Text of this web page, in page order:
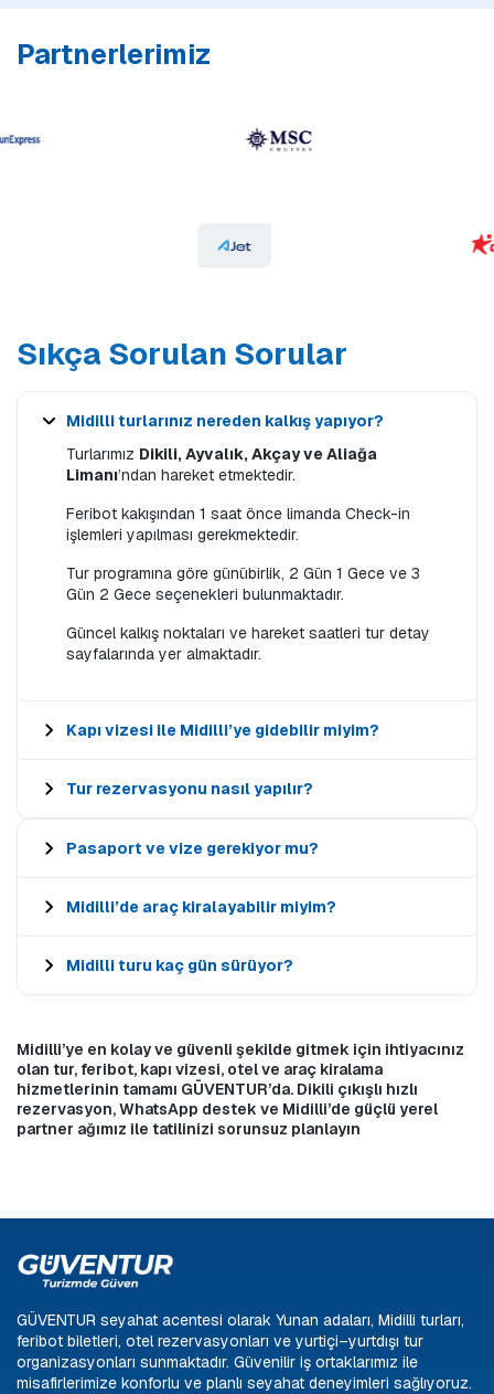
Partnerlerimiz
Sıkça Sorulan Sorular
Midilli turlarınız nereden kalkış yapıyor?
Turlarımız Dikili, Ayvalık, Akçay ve Aliağa
Limanı’ndan hareket etmektedir.
Feribot kakışından 1 saat önce limanda Check-in
işlemleri yapılması gerekmektedir.
Tur programına göre günübirlik, 2 Gün 1 Gece ve 3
Gün 2 Gece seçenekleri bulunmaktadır.
Güncel kalkış noktaları ve hareket saatleri tur detay
sayfalarında yer almaktadır.
Kapı vizesi ile Midilli’ye gidebilir miyim?
Tur rezervasyonu nasıl yapılır?
Pasaport ve vize gerekiyor mu?
Midilli’de araç kiralayabilir miyim?
Midilli turu kaç gün sürüyor?
Midilli’ye en kolay ve güvenli şekilde gitmek için ihtiyacınız
olan tur, feribot, kapı vizesi, otel ve araç kiralama
hizmetlerinin tamamı GÜVENTUR’da. Dikili çıkışlı hızlı
rezervasyon, WhatsApp destek ve Midilli’de güçlü yerel
partner ağımız ile tatilinizi sorunsuz planlayın
GÜVENTUR seyahat acentesi olarak Yunan adaları, Midilli turları,
feribot biletleri, otel rezervasyonları ve yurtiçi–yurtdışı tur
organizasyonları sunmaktadır. Güvenilir iş ortaklarımız ile
misafirlerimize konforlu ve planlı seyahat deneyimleri sağlıyoruz.